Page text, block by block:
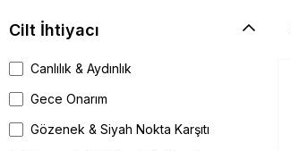
Cilt İhtiyacı
Canlılık & Aydınlık
Gece Onarım
Gözenek & Siyah Nokta Karşıtı